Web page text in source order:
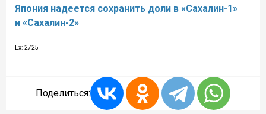
Япония надеется сохранить доли в «Сахалин-1»
и «Сахалин-2»
Lx: 2725
Поделиться: